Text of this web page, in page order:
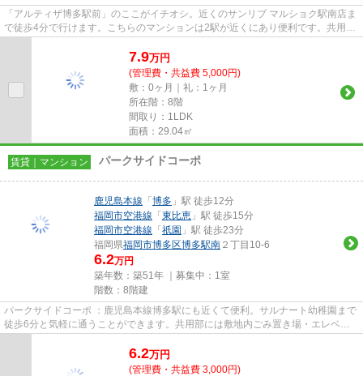
「アルティザ博多駅前」のここがイチオシ。近くのサンリブ マルショク駅南店ま
で徒歩4分で行けます。こちらのマンションは2駅が近くにあり便利です。共用部
にはエレベータ・敷地内ごみ...
7.9万円
(管理費・共益費 5,000円)
敷：0ヶ月｜礼：1ヶ月
所在階：8階
間取り：1LDK
面積：29.04㎡
賃貸｜マンション パークサイドコーポ
鹿児島本線 「博多 」駅 徒歩12分
福岡市空港線 「東比恵 」駅 徒歩15分
福岡市空港線 「祇園 」駅 徒歩23分
福岡県福岡市博多区博多駅南 ２丁目10-6
6.2万円
築年数：築51年 ｜募集中： 1室
階数：8階建
パークサイドコーポ ：鹿児島本線博多駅にも近くて便利。サルナート幼稚園まで
徒歩6分と気軽に通うことができます。共用部には敷地内ごみ置き場・エレベー
タなど様々な設備やサービス...
6.2万円
(管理費・共益費 3,000円)